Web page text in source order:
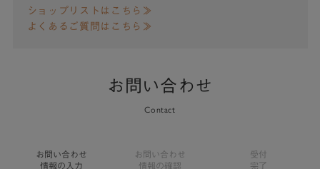
ショップリストはこちら≫
よくあるご質問はこちら≫
お問い合わせ
Contact
お問い合わせ
情報の入力
お問い合わせ
情報の確認
受付
完了